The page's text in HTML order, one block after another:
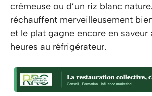
crémeuse ou d’un riz blanc
réchauffent merveilleusement
et le plat gagne encore en saveur
heures au réfrigérateur.